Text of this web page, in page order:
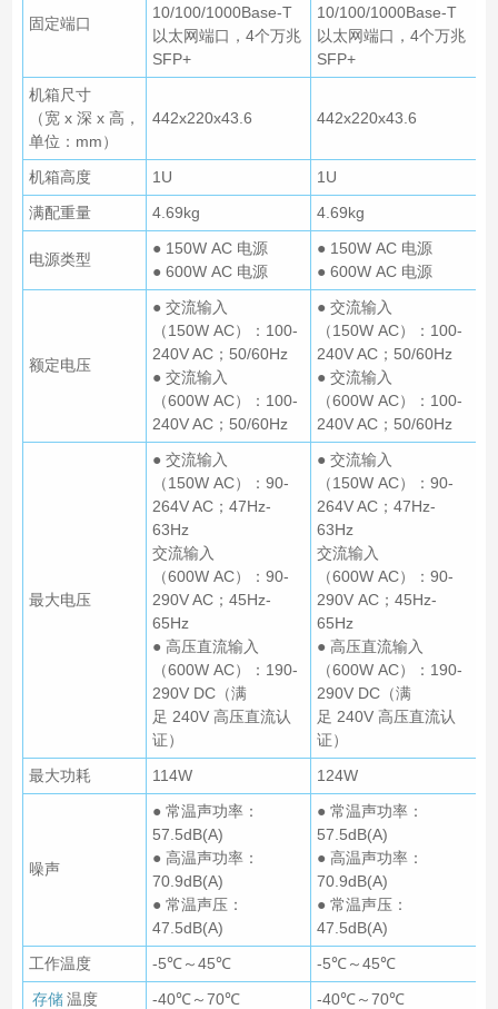
固定端口
10/100/1000Base-T
以太网端口，4个万兆
SFP+
10/100/1000Base-T
以太网端口，4个万兆
SFP+
机箱尺寸
（宽 x 深 x 高，
单位：mm）
442x220x43.6 442x220x43.6
机箱高度 1U
1U
满配重量
4.69kg 4.69kg
电源类型
● 150W AC 电源
● 600W AC 电源
● 150W AC 电源
● 600W AC 电源
额定电压
● 交流输入
（150W AC）：100-
240V AC；50/60Hz
● 交流输入
（600W AC）：100-
240V AC；50/60Hz
● 交流输入
（150W AC）：100-
240V AC；50/60Hz
● 交流输入
（600W AC）：100-
240V AC；50/60Hz
最大电压
● 交流输入
（150W AC）：90-
264V AC；47Hz-
63Hz
交流输入
（600W AC）：90-
290V AC；45Hz-
65Hz
● 高压直流输入
（600W AC）：190-
290V DC（满
足 240V 高压直流认
证）
● 交流输入
（150W AC）：90-
264V AC；47Hz-
63Hz
交流输入
（600W AC）：90-
290V AC；45Hz-
65Hz
● 高压直流输入
（600W AC）：190-
290V DC（满
足 240V 高压直流认
证）
最大功耗
114W 124W
噪声
● 常温声功率：
57.5dB(A)
● 高温声功率：
70.9dB(A)
● 常温声压：
47.5dB(A)
● 常温声功率：
57.5dB(A)
● 高温声功率：
70.9dB(A)
● 常温声压：
47.5dB(A)
工作温度
-5℃～45℃
-5℃～45℃
存储 温度 -40℃～70℃
-40℃～70℃